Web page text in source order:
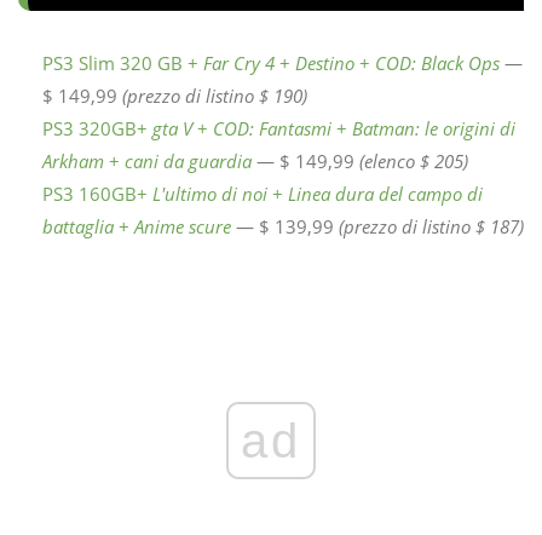
PS3 Slim 320 GB + Far Cry 4 + Destino + COD: Black Ops —
$ 149,99 (prezzo di listino $ 190)
PS3 320GB+ gta V+ COD: Fantasmi + Batman: le origini di
Arkham + cani da guardia — $ 149,99 (elenco $ 205)
PS3 160GB+ L'ultimo di noi + Linea dura del campo di
battaglia +Anime scure — $ 139,99 (prezzo di listino $ 187)
ad